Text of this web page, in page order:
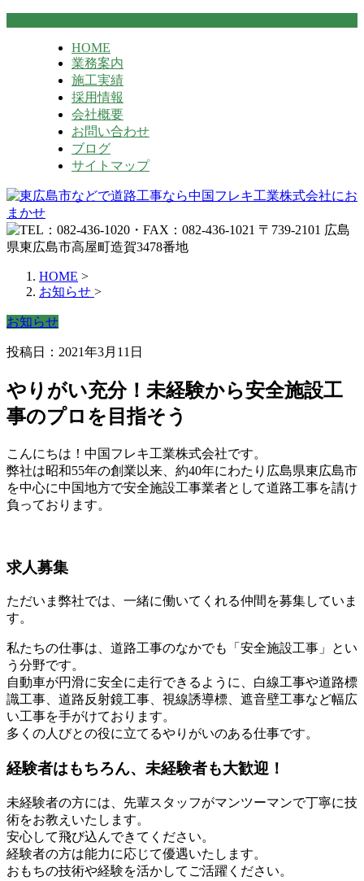
HOME
業務案内
施工実績
採用情報
会社概要
お問い合わせ
ブログ
サイトマップ
HOME >
お知らせ >
お知らせ
投稿日：2021年3月11日
やりがい充分！未経験から安全施設工
事のプロを目指そう
こんにちは！中国フレキ工業株式会社です。
弊社は昭和55年の創業以来、約40年にわたり広島県東広島市
を中心に中国地方で安全施設工事業者として道路工事を請け
負っております。
求人募集
ただいま弊社では、一緒に働いてくれる仲間を募集していま
す。
私たちの仕事は、道路工事のなかでも「安全施設工事」とい
う分野です。
自動車が円滑に安全に走行できるように、白線工事や道路標
識工事、道路反射鏡工事、視線誘導標、遮音壁工事など幅広
い工事を手がけております。
多くの人びとの役に立てるやりがいのある仕事です。
経験者はもちろん、未経験者も大歓迎！
未経験者の方には、先輩スタッフがマンツーマンで丁寧に技
術をお教えいたします。
安心して飛び込んできてください。
経験者の方は能力に応じて優遇いたします。
おもちの技術や経験を活かしてご活躍ください。